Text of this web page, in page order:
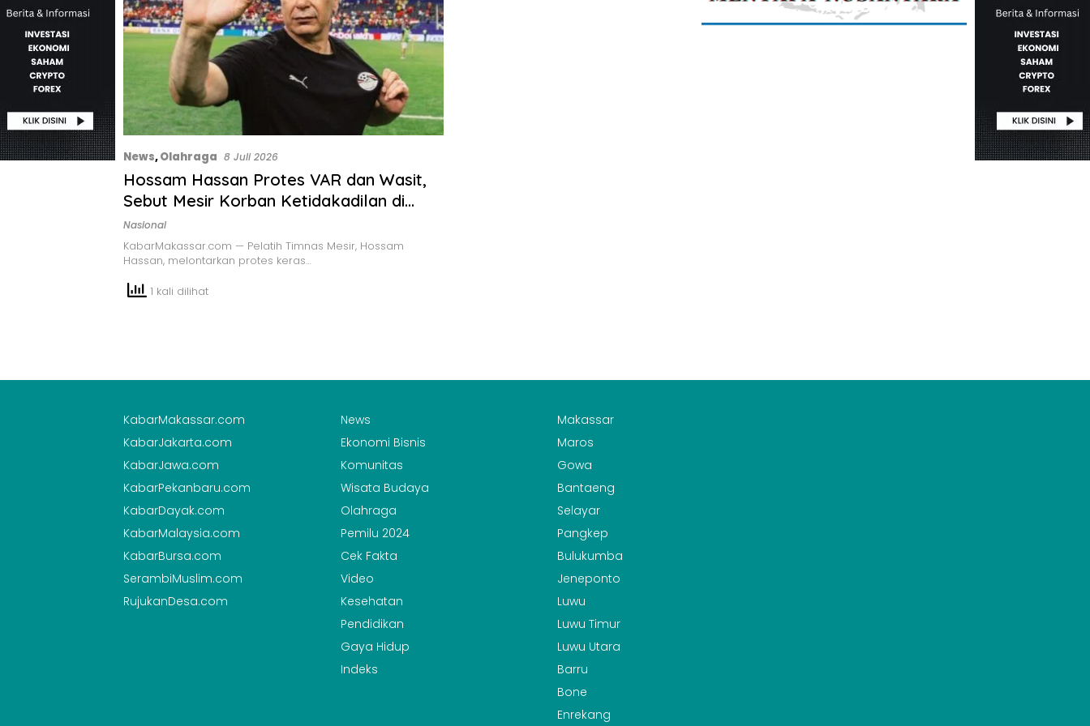
News,Olahraga 8 Juli 2026
Hossam Hassan Protes VAR dan Wasit,
Sebut Mesir Korban Ketidakadilan di
Piala Dunia
Nasional
KabarMakassar.com — Pelatih Timnas Mesir, Hossam
Hassan, melontarkan protes keras…
1 kali dilihat
KabarMakassar.com
KabarJakarta.com
KabarJawa.com
KabarPekanbaru.com
KabarDayak.com
KabarMalaysia.com
KabarBursa.com
SerambiMuslim.com
RujukanDesa.com
News
Ekonomi Bisnis
Komunitas
Wisata Budaya
Olahraga
Pemilu 2024
Cek Fakta
Video
Kesehatan
Pendidikan
Gaya Hidup
Indeks
Makassar
Maros
Gowa
Bantaeng
Selayar
Pangkep
Bulukumba
Jeneponto
Luwu
Luwu Timur
Luwu Utara
Barru
Bone
Enrekang